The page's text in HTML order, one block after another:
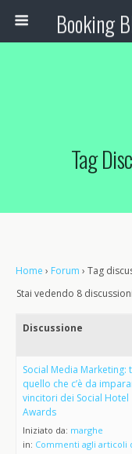
Tag
Home › Forum › Tag
Stai vedendo 8
Discussione
Social Media Marketing:
quello che c’è da
vincitori dei Social Hotel
Awards
Iniziato da: marghe
in: Commenti agli articoli